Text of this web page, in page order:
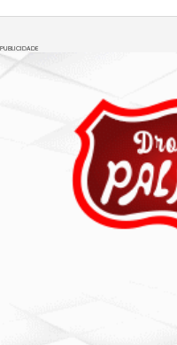
PUBLICIDADE